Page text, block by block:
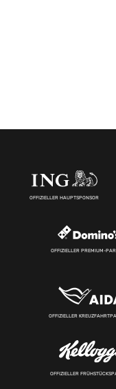
OFFIZIELLER HAUPTSPONSOR
OFFIZIELLER PREMIUM-
OFFIZIELLER
OFFIZIELLER